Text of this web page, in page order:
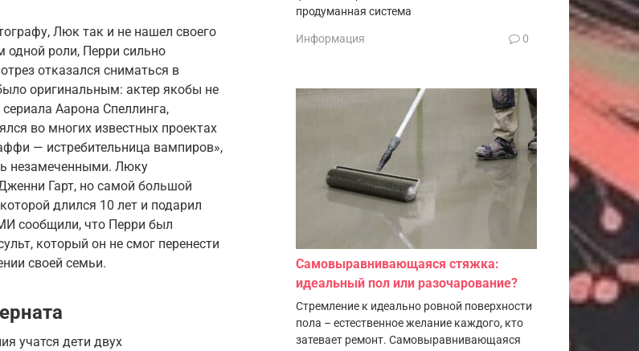
Люк так и не нашел своего
одной роли, Перри сильно
отказался сниматься в
оригинальным: актер якобы не
Аарона Спеллинга,
во многих известных проектах
— истребительница вампиров»,
незамеченными. Люку
Гарт, но самой большой
длился 10 лет и подарил
сообщили, что Перри был
который он не смог перенести
своей семьи.
учатся дети двух
продуманная система
Информация 0
Самовыравнивающаяся стяжка:
идеальный пол или разочарование?
Стремление к идеально ровной поверхности
пола – естественное желание каждого, кто
затевает ремонт. Самовыравнивающаяся